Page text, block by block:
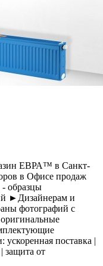
ЕВРА™ в Санкт-
в Офисе продаж
образцы
►Дизайнерам и
фотографий с
поставка |
защита от